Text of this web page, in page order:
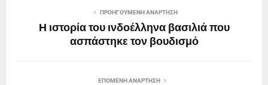
ΠΡΟΗΓΟΎΜΕΝΗ ΑΝΆΡΤΗΣΗ
Η ιστορία του ινδοέλληνα βασιλιά που
ασπάστηκε τον βουδισμό
ΕΠΌΜΕΝΗ ΑΝΆΡΤΗΣΗ